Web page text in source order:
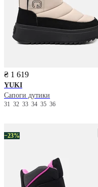
₴ 1 619
YUKI
Сапоги дутики
31 32 33 34 35 36
−23%